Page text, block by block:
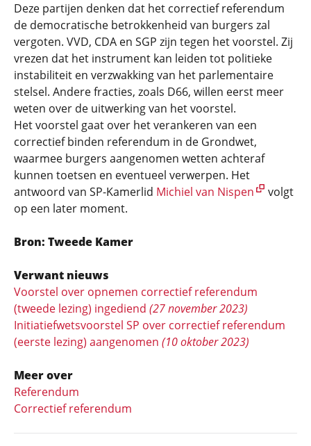
Deze partijen denken dat het correctief referendum
de democratische betrokkenheid van burgers zal
vergoten. VVD, CDA en SGP zijn tegen het voorstel. Zij
vrezen dat het instrument kan leiden tot politieke
instabiliteit en verzwakking van het parlementaire
stelsel. Andere fracties, zoals D66, willen eerst meer
weten over de uitwerking van het voorstel.
Het voorstel gaat over het verankeren van een
correctief binden referendum in de Grondwet,
waarmee burgers aangenomen wetten achteraf
kunnen toetsen en eventueel verwerpen. Het
antwoord van SP-Kamerlid Michiel van Nispen
volgt
op een later moment.
Bron: Tweede Kamer
Verwant nieuws
Voorstel over opnemen correctief referendum
(tweede lezing) ingediend (27 november 2023)
Initiatiefwetsvoorstel SP over correctief referendum
(eerste lezing) aangenomen (10 oktober 2023)
Meer over
Referendum
Correctief referendum